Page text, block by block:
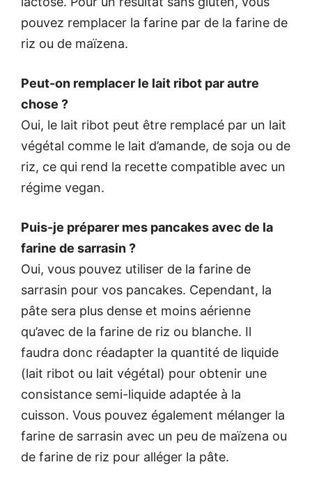
pouvez remplacer la farine par de la farine de
riz ou de maïzena.
Peut-on remplacer le lait ribot par autre
chose ?
Oui, le lait ribot peut être remplacé par un lait
végétal comme le lait d’amande, de soja ou de
riz, ce qui rend la recette compatible avec un
régime vegan.
Puis-je préparer mes pancakes avec de la
farine de sarrasin ?
Oui, vous pouvez utiliser de la farine de
sarrasin pour vos pancakes. Cependant, la
pâte sera plus dense et moins aérienne
qu’avec de la farine de riz ou blanche. Il
faudra donc réadapter la quantité de liquide
(lait ribot ou lait végétal) pour obtenir une
consistance semi-liquide adaptée à la
cuisson. Vous pouvez également mélanger la
farine de sarrasin avec un peu de maïzena ou
de farine de riz pour alléger la pâte.